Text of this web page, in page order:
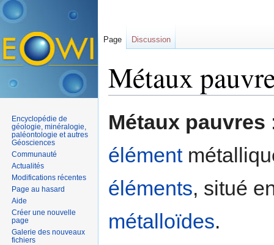
Métaux
Métaux pauvres
élément
éléments, situé
métalloïdes.
Page Discussion
Encyclopédie de
géologie, minéralogie,
paléontologie et autres
Géosciences
Communauté
Actualités
Modifications récentes
Page au hasard
Aide
Créer une nouvelle
page
Galerie des nouveaux
fichiers